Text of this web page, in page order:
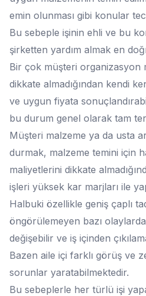
emin olunması gibi konular
Bu sebeple işinin ehli ve bu
şirketten yardım almak en
Bir çok müşteri organizasyon
dikkate almadığından kendi
ve uygun fiyata
bu durum genel olarak tam
Müşteri malzeme ya da usta
durmak, malzeme temini için
maliyetlerini dikkate
işleri yüksek kar marjları ile
Halbuki özellikle geniş çaplı
öngörülemeyen bazı
değişebilir ve iş içinden
Bazen aile içi farklı görüş ve
sorunlar yaratabilmektedir.
Bu sebeplerle her türlü işi